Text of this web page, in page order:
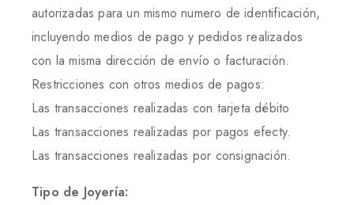
autorizadas para un mismo numero de identificación,
incluyendo medios de pago y pedidos realizados
con la misma dirección de envío o facturación.
Restricciones con otros medios de pagos:
Las transacciones realizadas con tarjeta débito
Las transacciones realizadas por pagos efecty.
Las transacciones realizadas por consignación.
Tipo de Joyería: